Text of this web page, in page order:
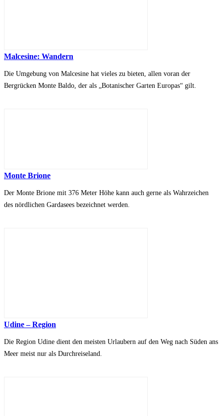
Malcesine: Wandern
Die Umgebung von Malcesine hat vieles zu bieten, allen voran der
Bergrücken Monte Baldo, der als „Botanischer Garten Europas“ gilt.
Monte Brione
Der Monte Brione mit 376 Meter Höhe kann auch gerne als Wahrzeichen
des nördlichen Gardasees bezeichnet werden.
Udine – Region
Die Region Udine dient den meisten Urlaubern auf den Weg nach Süden ans
Meer meist nur als Durchreiseland.